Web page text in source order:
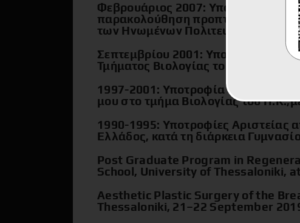
Φεβρουάριος 2007: Υποτροφία από
παρακολούθηση προπτυχιακών
των Ηνωμένων Πολιτειών για 3
Σεπτεμβρίου 2001: Υποτροφία από
Τμήματος Βιολογίας του Π.Κ.
1997-2001: Υποτροφία από το
μου στο τμήμα Βιολογίας του
1990-1995: Υποτροφίες Αριστείας
Ελλάδος, κατά τη διάρκεια
Post Graduate Program in
School, University of Thessaloniki,
Aesthetic Plastic Surgery of the
Thessaloniki, 21–22 September